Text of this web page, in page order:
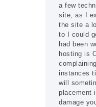
a few
site, as I
the site a
to I could
had been
hosting is
instances
will
placement
damage